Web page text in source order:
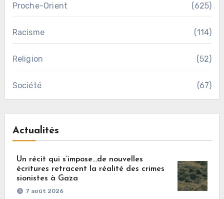
Proche-Orient (625)
Racisme (114)
Religion (52)
Société (67)
Actualités
Un récit qui s’impose…de nouvelles
écritures retracent la réalité des crimes
sionistes à Gaza
7 août 2026